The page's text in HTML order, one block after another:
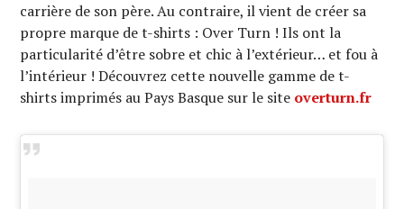
carrière de son père. Au contraire, il vient de créer sa
propre marque de t-shirts : Over Turn ! Ils ont la
particularité d’être sobre et chic à l’extérieur… et fou à
l’intérieur ! Découvrez cette nouvelle gamme de t-
shirts imprimés au Pays Basque sur le site overturn.fr